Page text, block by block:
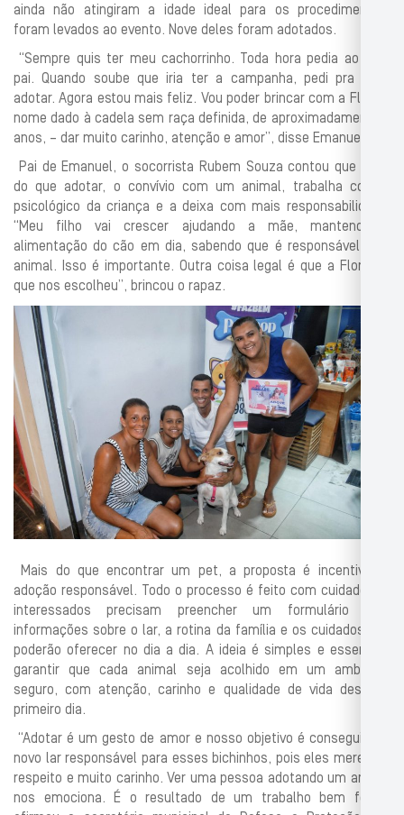
ainda não atingiram a idade ideal para os procedimentos,
foram levados ao evento. Nove deles foram adotados.
“Sempre quis ter meu cachorrinho. Toda hora pedia ao meu
pai. Quando soube que iria ter a campanha, pedi pra vir e
adotar. Agora estou mais feliz. Vou poder brincar com a Flora –
nome dado à cadela sem raça definida, de aproximadamente 2
anos, – dar muito carinho, atenção e amor”, disse Emanuel.
Pai de Emanuel, o socorrista Rubem Souza contou que mais
do que adotar, o convívio com um animal, trabalha com o
psicológico da criança e a deixa com mais responsabilidade.
“Meu filho vai crescer ajudando a mãe, mantendo a
alimentação do cão em dia, sabendo que é responsável pelo
animal. Isso é importante. Outra coisa legal é que a Flora foi
que nos escolheu”, brincou o rapaz.
Mais do que encontrar um pet, a proposta é incentivar a
adoção responsável. Todo o processo é feito com cuidado. Os
interessados precisam preencher um formulário com
informações sobre o lar, a rotina da família e os cuidados que
poderão oferecer no dia a dia. A ideia é simples e essencial:
garantir que cada animal seja acolhido em um ambiente
seguro, com atenção, carinho e qualidade de vida desde o
primeiro dia.
“Adotar é um gesto de amor e nosso objetivo é conseguir um
novo lar responsável para esses bichinhos, pois eles merecem
respeito e muito carinho. Ver uma pessoa adotando um animal
nos emociona. É o resultado de um trabalho bem feito”,